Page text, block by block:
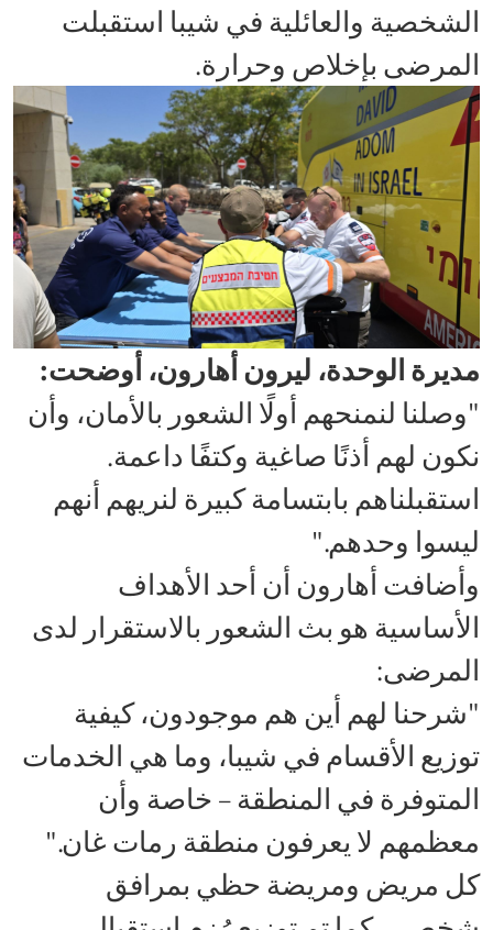
الشخصية والعائلية في شيبا استقبلت
المرضى بإخلاص وحرارة.
مديرة الوحدة، ليرون أهارون، أوضحت:
"وصلنا لنمنحهم أولًا الشعور بالأمان، وأن
نكون لهم أذنًا صاغية وكتفًا داعمة.
استقبلناهم بابتسامة كبيرة لنريهم أنهم
ليسوا وحدهم."
وأضافت أهارون أن أحد الأهداف
الأساسية هو بث الشعور بالاستقرار لدى
المرضى:
"شرحنا لهم أين هم موجودون، كيفية
توزيع الأقسام في شيبا، وما هي الخدمات
المتوفرة في المنطقة – خاصة وأن
معظمهم لا يعرفون منطقة رمات غان."
كل مريض ومريضة حظي بمرافق